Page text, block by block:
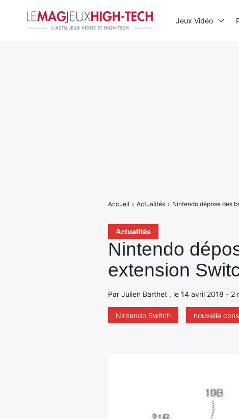
Actualités
Nintendo
extension
Par Julien Barthet , le 14 avril 2018 - 2
Nintendo Switch nouvelle
Accueil › Actualités › Nintendo dépose des
Jeux Vidéo